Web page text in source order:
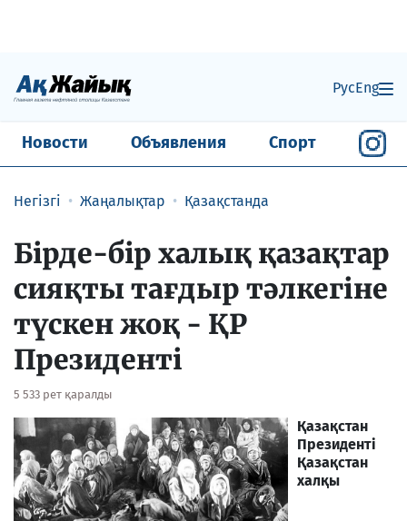
РусEng
Новости Объявления Спорт
Негізгі Жаңалықтар Қазақстанда
Бірде-бір халық қазақтар
сияқты тағдыр тәлкегіне
түскен жоқ - ҚР
Президенті
5 533 рет қаралды
Қазақстан
Президенті
Қазақстан
халқы